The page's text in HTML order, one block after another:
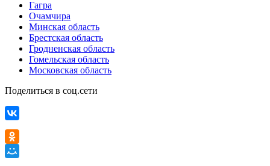
Гагра
Очамчира
Минская область
Брестская область
Гродненская область
Гомельская область
Московская область
Поделиться в соц.сети